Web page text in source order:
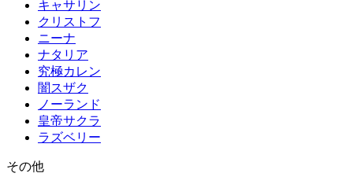
キャサリン
クリストフ
ニーナ
ナタリア
究極カレン
闇スザク
ノーランド
皇帝サクラ
ラズベリー
その他